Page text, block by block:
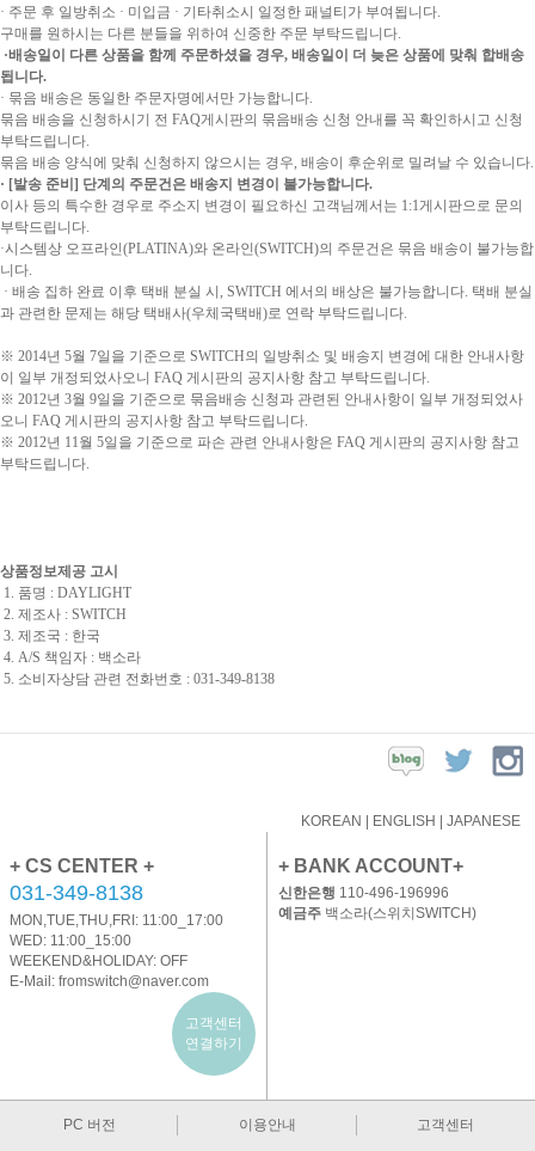
· 주문 후 일방취소 · 미입금 · 기타취소시 일정한 패널티가 부여됩니다.
구매를 원하시는 다른 분들을 위하여 신중한 주문 부탁드립니다.
·배송일이 다른 상품을 함께 주문하셨을 경우, 배송일이 더 늦은 상품에 맞춰 합배송
됩니다.
· 묶음 배송은 동일한 주문자명에서만 가능합니다.
묶음 배송을 신청하시기 전 FAQ게시판의 묶음배송 신청 안내를 꼭 확인하시고 신청
부탁드립니다.
묶음 배송 양식에 맞춰 신청하지 않으시는 경우, 배송이 후순위로 밀려날 수 있습니다.
· [발송 준비] 단계의 주문건은 배송지 변경이 불가능합니다.
이사 등의 특수한 경우로 주소지 변경이 필요하신 고객님께서는 1:1게시판으로 문의
부탁드립니다.
·시스템상 오프라인(PLATINA)와 온라인(SWITCH)의 주문건은 묶음 배송이 불가능합
니다.
· 배송 집하 완료 이후 택배 분실 시, SWITCH 에서의 배상은 불가능합니다. 택배 분실
과 관련한 문제는 해당 택배사(우체국택배)로 연락 부탁드립니다.
※ 2014년 5월 7일을 기준으로 SWITCH의 일방취소 및 배송지 변경에 대한 안내사항
이 일부 개정되었사오니 FAQ 게시판의 공지사항 참고 부탁드립니다.
※ 2012년 3월 9일을 기준으로 묶음배송 신청과 관련된 안내사항이 일부 개정되었사
오니 FAQ 게시판의 공지사항 참고 부탁드립니다.
※ 2012년 11월 5일을 기준으로 파손 관련 안내사항은 FAQ 게시판의 공지사항 참고
부탁드립니다.
상품정보제공 고시
1. 품명 : DAYLIGHT
2. 제조사 : SWITCH
3. 제조국 : 한국
4. A/S 책임자 : 백소라
5. 소비자상담 관련 전화번호 : 031-349-8138
KOREAN | ENGLISH | JAPANESE
+ CS CENTER +
031-349-8138
MON,TUE,THU,FRI: 11:00_17:00
WED: 11:00_15:00
WEEKEND&HOLIDAY: OFF
E-Mail: fromswitch@naver.com
고객센터
연결하기
+ BANK ACCOUNT+
신한은행 110-496-196996
예금주백소라(스위치SWITCH)
PC 버전 이용안내 고객센터